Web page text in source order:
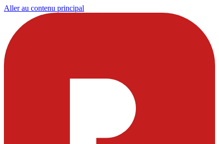
Aller au contenu principal